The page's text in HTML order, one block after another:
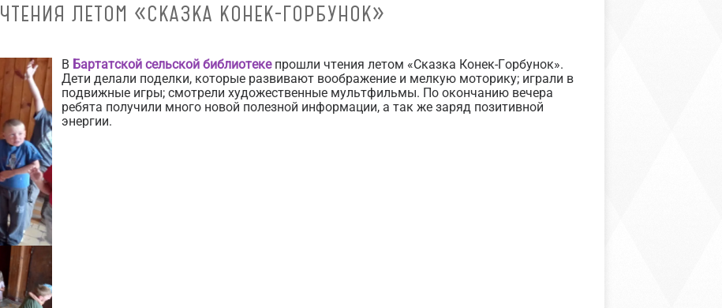
ЧТЕНИЯ ЛЕТОМ «СКАЗКА КОНЕК-ГОРБУНОК»
В Бартатской сельской библиотеке прошли чтения летом «Сказка Конек-Горбунок».
Дети делали поделки, которые развивают воображение и мелкую моторику; играли в
подвижные игры; смотрели художественные мультфильмы. По окончанию вечера
ребята получили много новой полезной информации, а так же заряд позитивной
энергии.